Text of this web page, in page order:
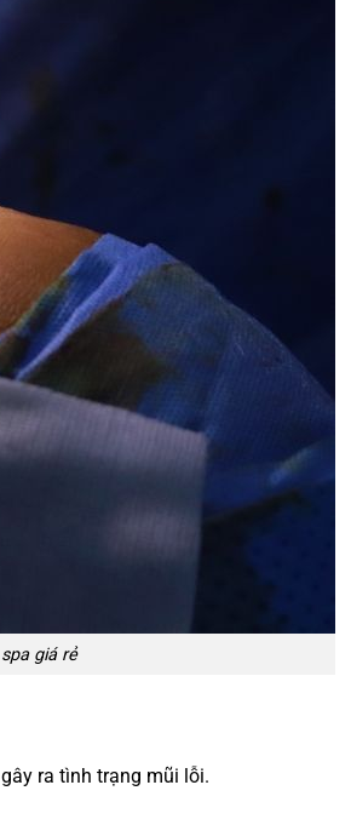
giá rẻ
ra tình trạng mũi lỗi.